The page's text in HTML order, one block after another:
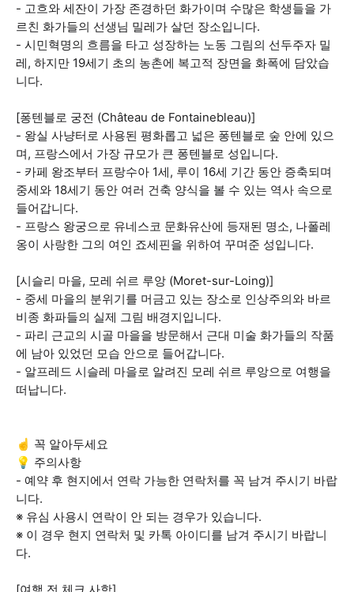
- 고흐와 세잔이 가장 존경하던 화가이며 수많은 학생들을 가
르친 화가들의 선생님 밀레가 살던 장소입니다.
- 시민혁명의 흐름을 타고 성장하는 노동 그림의 선두주자 밀
레, 하지만 19세기 초의 농촌에 복고적 장면을 화폭에 담았습
니다.
[퐁텐블로 궁전 (Château de Fontainebleau)]
- 왕실 사냥터로 사용된 평화롭고 넓은 퐁텐블로 숲 안에 있으
며, 프랑스에서 가장 규모가 큰 퐁텐블로 성입니다.
- 카페 왕조부터 프랑수아 1세, 루이 16세 기간 동안 증축되며
중세와 18세기 동안 여러 건축 양식을 볼 수 있는 역사 속으로
들어갑니다.
- 프랑스 왕궁으로 유네스코 문화유산에 등재된 명소, 나폴레
옹이 사랑한 그의 여인 죠세핀을 위하여 꾸며준 성입니다.
[시슬리 마을, 모레 쉬르 루앙 (Moret-sur-Loing)]
- 중세 마을의 분위기를 머금고 있는 장소로 인상주의와 바르
비종 화파들의 실제 그림 배경지입니다.
- 파리 근교의 시골 마을을 방문해서 근대 미술 화가들의 작품
에 남아 있었던 모습 안으로 들어갑니다.
- 알프레드 시슬레 마을로 알려진 모레 쉬르 루앙으로 여행을
떠납니다.
☝️ 꼭 알아두세요
💡 주의사항
- 예약 후 현지에서 연락 가능한 연락처를 꼭 남겨 주시기 바랍
니다.
※ 유심 사용시 연락이 안 되는 경우가 있습니다.
※ 이 경우 현지 연락처 및 카톡 아이디를 남겨 주시기 바랍니
다.